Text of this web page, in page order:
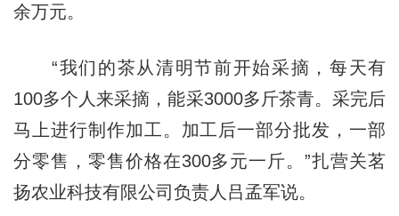
余万元。
“我们的茶从清明节前开始采摘，每天有
100多个人来采摘，能采3000多斤茶青。采完后
马上进行制作加工。加工后一部分批发，一部
分零售，零售价格在300多元一斤。”扎营关茗
扬农业科技有限公司负责人吕孟军说。